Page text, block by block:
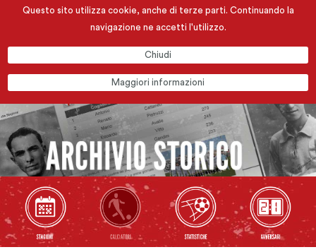
Questo sito utilizza cookie, anche di terze parti. Continuando la
navigazione ne accetti l'utilizzo.
Chiudi
Maggiori informazioni